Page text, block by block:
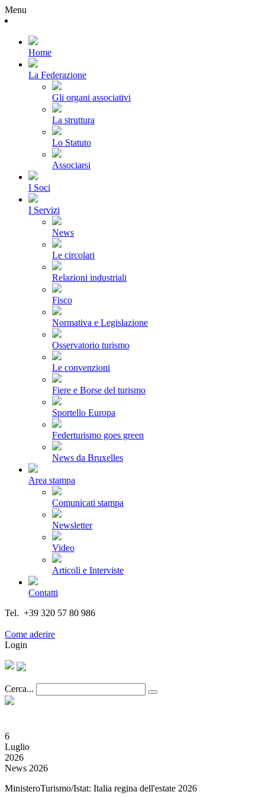
Menu
Home
La Federazione
Gli organi associativi
La struttura
Lo Statuto
Associarsi
I Soci
I Servizi
News
Le circolari
Relazioni industriali
Fisco
Normativa e Legislazione
Osservatorio turismo
Le convenzioni
Fiere e Borse del turismo
Sportello Europa
Federturismo goes green
News da Bruxelles
Area stampa
Comunicati stampa
Newsletter
Video
Articoli e Interviste
Contatti
Tel. +39 320 57 80 986
Come aderire
Login
Cerca...
6
Luglio
2026
News 2026
MinisteroTurismo/Istat: Italia regina dell'estate 2026